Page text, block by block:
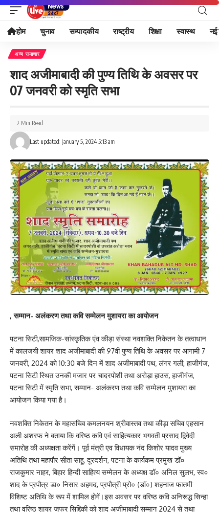
होम चुनाव सम्पादकीय राष्ट्रीय शिक्षा स्वास्थ नई
अन्य समाचार
शाद अजीमाबादी की पुण्य तिथि के अवसर पर
07 जनवरी को स्मृति सभा
Last updated: January 5, 2024 5:13 am
2 Min Read
, सम्मान- अलंकरण तथा कवि सम्मेलन मुशायरा का आयोजन
पटना सिटी,सामजिक-सांस्कृतिक एंव कीड़ा संस्था नवशक्ति निकेतन के तत्वाधान
में कालजयी शायर शाद अजीमाबादी की 97वीं पुण्य तिथि के अवसर पर आगामी 7
जनवरी, 2024 को 10:30 बजे दिन में शाद अजीमाबादी पथ, लंगर गली, हाजीगंज,
पटना सिटी स्थित उनकी मजार पर चादरपोशी तथा अरोड़ा हाउस, हाजीगंज,
पटना सिटी में स्मृति सभा, सम्मान- अलंकरण तथा कवि सम्मेलन मुशायरा का
आयोजन किया गया है।
नवशक्ति निकेतन के महासचिव कमलनयन श्रीवास्तव तथा कीड़ा सचिव एहसान
अली अशरफ ने बताया कि वरिष्ठ कवि एवं साहित्यकार भगवती प्रसाद द्विवेदी
समारोह की अध्यक्षता करेंगें। पूर्व मंत्री एव विधायक नंद किशोर यादव मुख्य
अतिथि तथा महापौर सीता साहू, दूरदर्शन, पटना के कार्यकम प्रमुख डॉ०
राजकुमार नाहर, बिहार हिन्दी साहित्य सम्मेलन के अध्यक्ष डॉ० अनिल सुलभ, स्व०
शाद के प्रपौत्र डा० निसार अहमद, प्रपौत्री प्रो० (डॉ०) शहनाज फातमी
विशिष्ट अतिथि के रूप में शामिल होगें।इस अवसर पर वरिष्ठ कवि अनिरूद्ध सिन्हा
तथा वरिष्ठ शायर जफर सिद्दिकी को शाद अजीमाबादी सम्मान 2024 से तथा